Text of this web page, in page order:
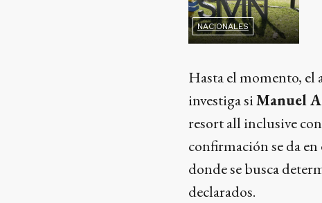
NACIONALES
Hasta el momento, el
investiga siManuel
resort all inclusive
confirmación se da
donde se busca
declarados.